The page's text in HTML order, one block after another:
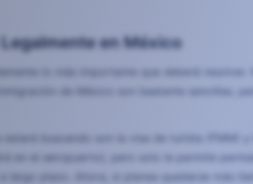
en México
lo más importante que deberá resolver.
de México son bastante sencillas,
en el aeropuerto), pero solo le permite
largo plazo. Ahora, si planea quedarse más